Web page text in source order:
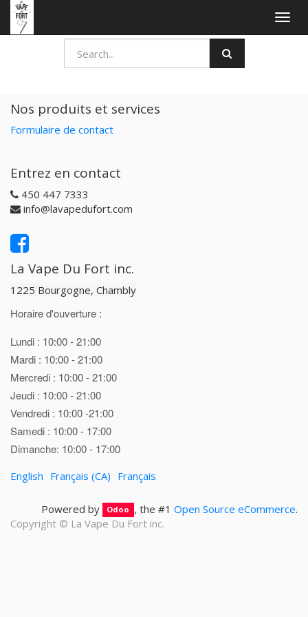
Nos produits et services
Formulaire de contact
Entrez en contact
450 447 7333
info@lavapedufort.com
La Vape Du Fort inc.
1225 Bourgogne, Chambly
Horaire d'ouverture :
Lundi : 10:00 - 21:00
Mardi : 10:00 - 21:00
Mercredi : 10:00 - 21:00
Jeudi : 10:00 - 21:00
Vendredi : 10:00 -21:00
Samedi : 10:00 - 17:00
Dimanche: 10:00 - 17:00
English Français (CA) Français
Powered by Odoo , the #1 Open Source eCommerce.
Copyright © La Vape Du Fort inc.